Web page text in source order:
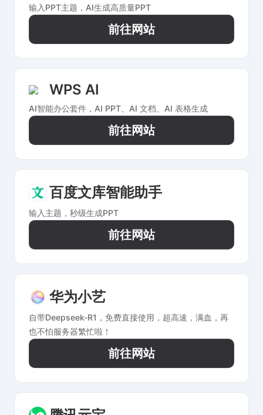
输入PPT主题，AI生成高质量PPT
前往网站
WPS AI
AI智能办公套件，AI PPT、AI 文档、AI 表格生成
前往网站
百度文库智能助手
输入主题，秒级生成PPT
前往网站
华为小艺
自带Deepseek-R1，免费直接使用，超高速，满血，再
也不怕服务器繁忙啦！
前往网站